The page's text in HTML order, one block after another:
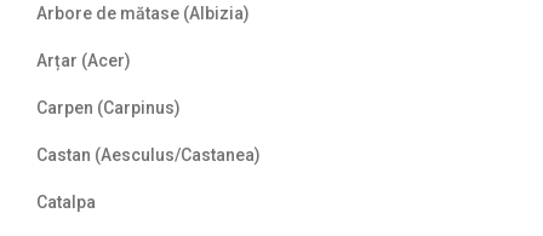
Arbore de mătase (Albizia)
Arțar (Acer)
Carpen (Carpinus)
Castan (Aesculus/Castanea)
Catalpa